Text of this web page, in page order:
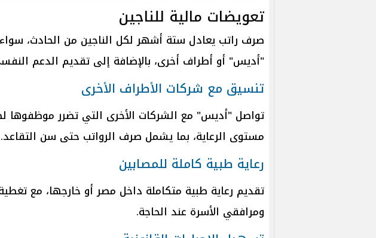
تعويضات مالية للناجين
صرف راتب يعادل ستة أشهر لكل الناجين من الحادث،
"أديس" أو أطراف أخرى، بالإضافة إلى تقديم الدعم
تنسيق مع شركات الأطراف الأخرى
تواصل "أديس" مع الشركات الأخرى التي تضرر موظفوها
مستوى الرعاية، بما يشمل صرف الرواتب حتى سن التقاعد.
رعاية طبية كاملة للمصابين
تقديم رعاية طبية متكاملة داخل مصر أو خارجها، مع
ومرافقي الأسرة عند الحاجة.